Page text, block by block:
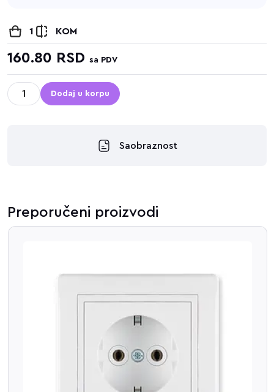
1 KOM
160.80 RSD sa PDV
Dodaj u korpu
Saobraznost
Preporučeni proizvodi